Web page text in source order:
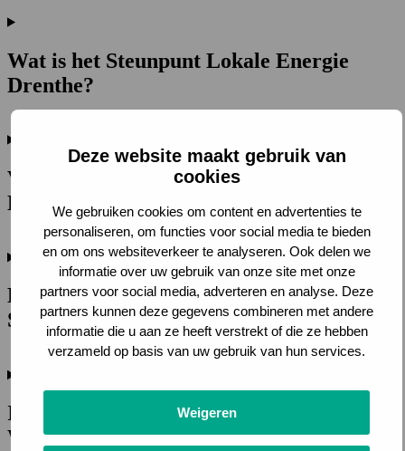
Deze website maakt gebruik van
cookies
We gebruiken cookies om content en advertenties te
personaliseren, om functies voor social media te bieden
en om ons websiteverkeer te analyseren. Ook delen we
informatie over uw gebruik van onze site met onze
partners voor social media, adverteren en analyse. Deze
partners kunnen deze gegevens combineren met andere
informatie die u aan ze heeft verstrekt of die ze hebben
verzameld op basis van uw gebruik van hun services.
Weigeren
Wat is het Steunpunt Lokale Energie
Drenthe?
Voor wie is het Steunpunt Lokale Energie
Drenthe bedoeld?
Hoeveel kost begeleiding door het
Steunpunt?
Ik wil een lokaal energie-initiatief starten.
Waar begin ik?